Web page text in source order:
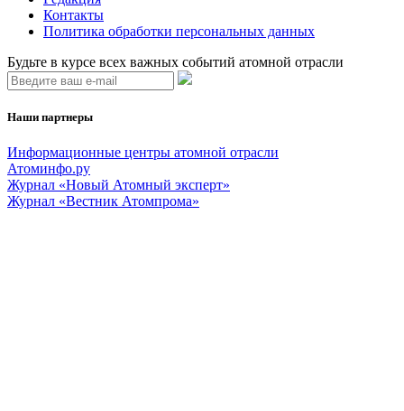
Контакты
Политика обработки персональных данных
Будьте в курсе всех важных событий атомной отрасли
Наши партнеры
Информационные центры атомной отрасли
Атоминфо.ру
Журнал «Новый Атомный эксперт»
Журнал «Вестник Атомпрома»